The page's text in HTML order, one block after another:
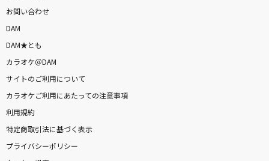
お問い合わせ
DAM
DAM★とも
カラオケ＠DAM
サイトのご利用について
カラオケご利用にあたっての注意事項
利用規約
特定商取引法に基づく表示
プライバシーポリシー